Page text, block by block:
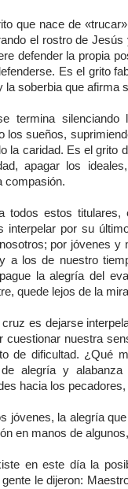
que nace de
el rostro de
defender la propia
Es el grito
la soberbia que afirma
termina silenciando
los sueños,
la caridad. Es el grito
apagar los
compasión.
todos estos
interpelar por su
por jóvenes
a los de nuestro
la alegría del
quede lejos de la
cruz es dejarse
cuestionar nuestra
de dificultad. ¿Qué
alegría y
hacia los
jóvenes, la alegría
en manos de
en este día la
le dijeron: